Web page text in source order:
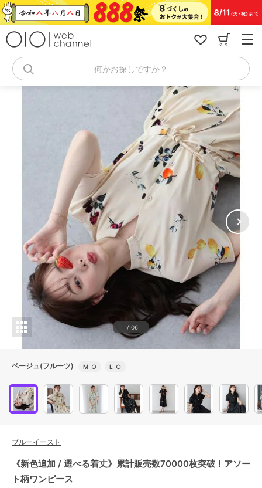
コ
ン
何かお探しですか？
1/106
ベージュ(フルーツ) M ○ L ○
ブルーイースト
《新色追加 / 選べる着丈》累計販売数70000枚突破！アソー
ト柄ワンピース